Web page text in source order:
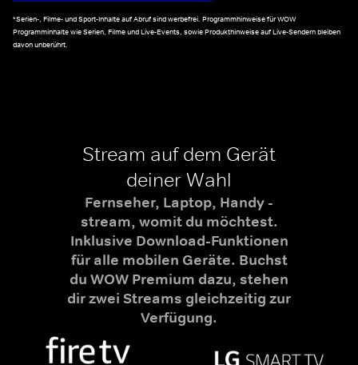
*Serien-, Filme- und Sport-Inhalte auf Abruf sind werbefrei. Programmhinweise für WOW
Programminhalte wie Serien, Filme und Live-Events, sowie Produkthinweise auf Live-Sendern bleiben
davon unberührt.
Stream auf dem Gerät
deiner Wahl
Fernseher, Laptop, Handy -
stream, womit du möchtest.
Inklusive Download-Funktionen
für alle mobilen Geräte. Buchst
du WOW Premium dazu, stehen
dir zwei Streams gleichzeitig zur
Verfügung.